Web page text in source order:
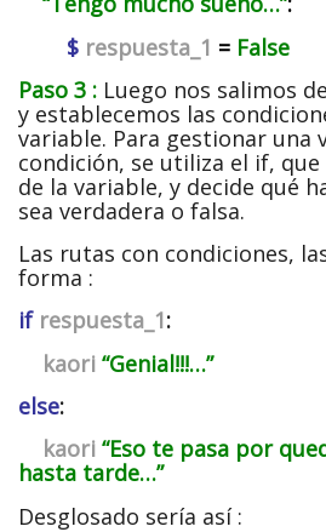
$ respuesta_1 = False
Paso 3 : Luego nos salimos
y establecemos las
variable. Para gestionar una
condición, se utiliza el if,
de la variable, y decide qué
sea verdadera o falsa.
Las rutas con condiciones,
forma :
if respuesta_1:
kaori “Genial!!!…”
else:
kaori “Eso te pasa por
hasta tarde…”
Desglosado sería así :